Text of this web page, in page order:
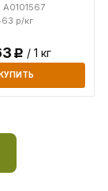
р/кг
A0101567
Р / 1 кг
КУПИТЬ